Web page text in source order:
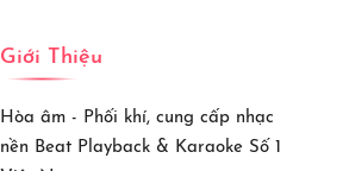
Giới Thiệu
Hòa âm - Phối khí, cung cấp nhạc
nền Beat Playback & Karaoke Số 1